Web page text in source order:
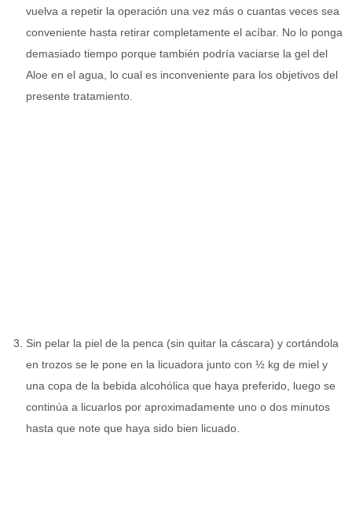
vuelva a repetir la operación una vez más o cuantas veces sea
conveniente hasta retirar completamente el acíbar. No lo ponga
demasiado tiempo porque también podría vaciarse la gel del
Aloe en el agua, lo cual es inconveniente para los objetivos del
presente tratamiento.
Sin pelar la piel de la penca (sin quitar la cáscara) y cortándola
en trozos se le pone en la licuadora junto con ½ kg de miel y
una copa de la bebida alcohólica que haya preferido, luego se
continúa a licuarlos por aproximadamente uno o dos minutos
hasta que note que haya sido bien licuado.